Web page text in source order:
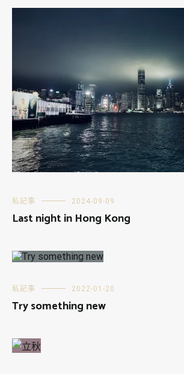
私記事 2024-09-09
Last night in Hong Kong
私記事 2022-01-20
Try something new